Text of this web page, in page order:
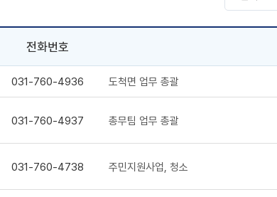
전화번호
031-760-4936 도척면 업무 총괄
031-760-4937 총무팀 업무 총괄
031-760-4738 주민지원사업, 청소